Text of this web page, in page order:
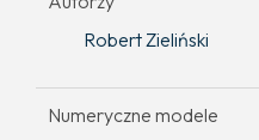
Robert Zieliński
Numeryczne modele